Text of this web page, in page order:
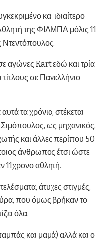
και ιδιαίτερο
της ΦΙΛΜΠΑ μόλις 11
Ντεντόπουλος.
αγώνες Kart εδώ και τρία
τίτλους σε Πανελλήνιο
τα χρόνια, στέκεται
ως μηχανικός,
και άλλες περίπου 50
άνθρωπος έτσι ώστε
11χρονο αθλητή.
άτυχες στιγμές,
που όμως βρήκαν το
όλα.
και μαμά) αλλά και ο